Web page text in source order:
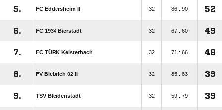
5. FC Eddersheim II 32 86 : 90 52
6. FC 1934 Bierstadt 32 67 : 60 49
7. FC TÜRK Kelsterbach 32 71 : 66 48
8. FV Biebrich 02 II 32 85 : 83 39
9. TSV Bleidenstadt 32 59 : 79 39